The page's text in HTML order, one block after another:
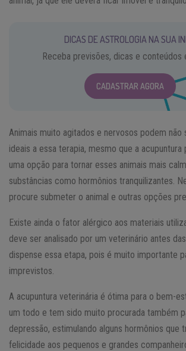
DICAS DE ASTROLOGIA NA SUA
Receba previsões, dicas e conteúdos
CADASTRAR AGORA
Animais muito agitados e nervosos podem não
ideais a essa terapia, mesmo que a acupuntura
uma opção para tornar esses animais mais
substâncias como hormônios tranquilizantes.
procure submeter o animal e outras opções
Existe ainda o fator alérgico aos materiais
deve ser analisado por um veterinário antes
dispense essa etapa, pois é muito importante
imprevistos.
A acupuntura veterinária é ótima para o bem-
um todo e tem sido muito procurada também
depressão, estimulando alguns hormônios que
felicidade aos pequenos e grandes